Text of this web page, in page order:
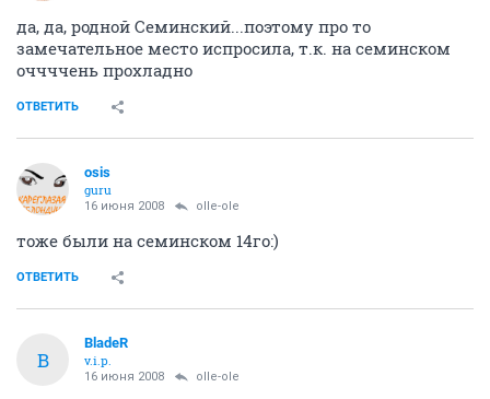
да, да, родной Семинский...поэтому про то
замечательное место испросила, т.к. на семинском
оччччень прохладно
ОТВЕТИТЬ
osis
guru
16 июня 2008 olle-ole
тоже были на семинском 14го:)
ОТВЕТИТЬ
B
BladeR
v.i.p.
16 июня 2008 olle-ole